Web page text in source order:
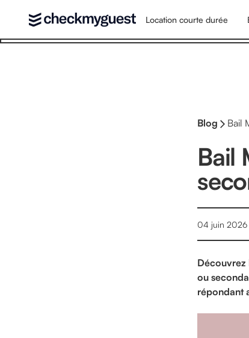
Location courte durée
Blog Bail
Bail
04 juin 2026
Découvrez
ou
répondant